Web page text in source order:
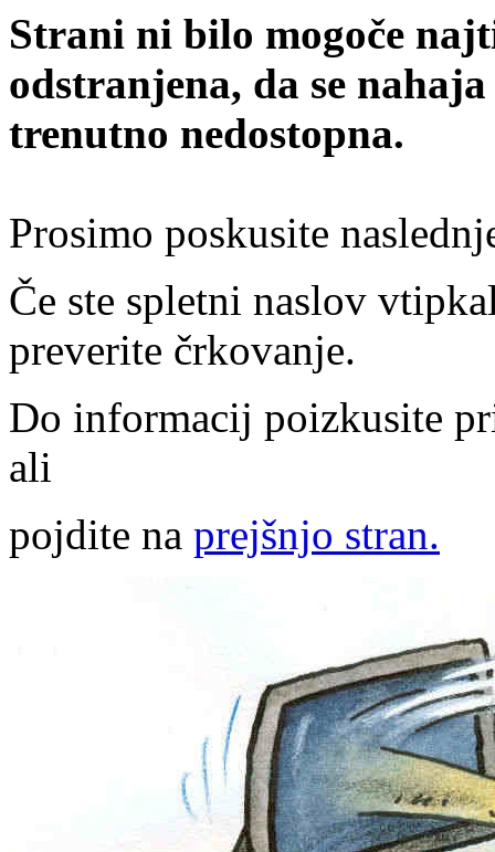
Strani ni bilo mogoče
odstranjena, da se
trenutno nedostopna.
Prosimo poskusite
Če ste spletni naslov
preverite črkovanje.
Do informacij poizkusite
ali
pojdite na prejšnjo stran.